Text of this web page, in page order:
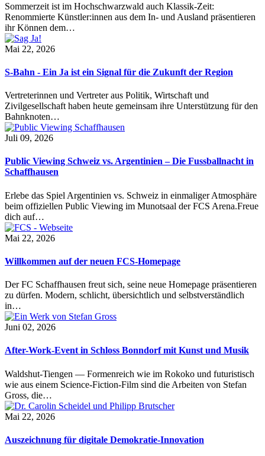
Sommerzeit ist im Hochschwarzwald auch Klassik-Zeit:
Renommierte Künstler:innen aus dem In- und Ausland präsentieren
ihr Können dem…
Mai 22, 2026
S-Bahn - Ein Ja ist ein Signal für die Zukunft der Region
Vertreterinnen und Vertreter aus Politik, Wirtschaft und
Zivilgesellschaft haben heute gemeinsam ihre Unterstützung für den
Bahnknoten…
Juli 09, 2026
Public Viewing Schweiz vs. Argentinien – Die Fussballnacht in
Schaffhausen
Erlebe das Spiel Argentinien vs. Schweiz in einmaliger Atmosphäre
beim offiziellen Public Viewing im Munotsaal der FCS Arena.Freue
dich auf…
Mai 22, 2026
Willkommen auf der neuen FCS-Homepage
Der FC Schaffhausen freut sich, seine neue Homepage präsentieren
zu dürfen. Modern, schlicht, übersichtlich und selbstverständlich
in…
Juni 02, 2026
After-Work-Event in Schloss Bonndorf mit Kunst und Musik
Waldshut-Tiengen — Formenreich wie im Rokoko und futuristisch
wie aus einem Science-Fiction-Film sind die Arbeiten von Stefan
Gross, die…
Mai 22, 2026
Auszeichnung für digitale Demokratie-Innovation